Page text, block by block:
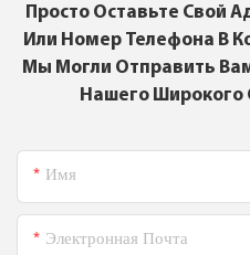
Просто Оставьте Свой
Или Номер Телефона В
Мы Могли Отправить
Нашего Широкого
Имя
Электронная Почта